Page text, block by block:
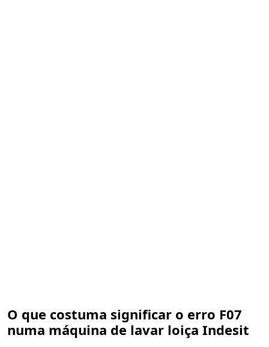
O que costuma significar o erro F07
numa máquina de lavar loiça Indesit